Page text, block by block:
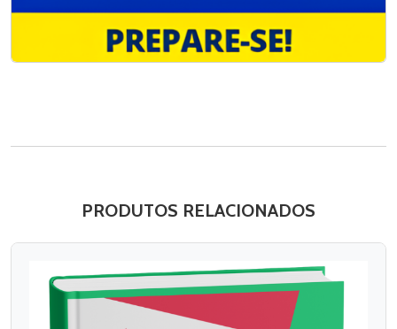
PRODUTOS RELACIONADOS